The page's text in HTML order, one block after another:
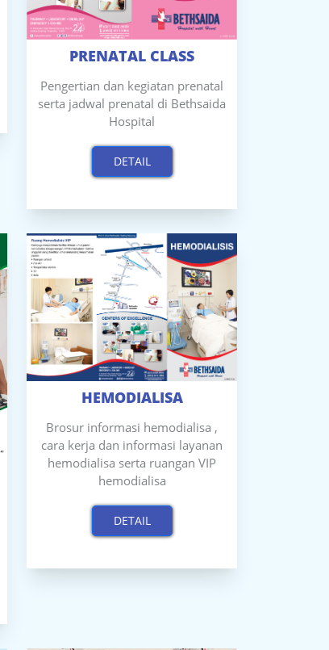
PRENATAL CLASS
Pengertian dan kegiatan prenatal
serta jadwal prenatal di Bethsaida
Hospital
DETAIL
HEMODIALISA
Brosur informasi hemodialisa ,
cara kerja dan informasi layanan
hemodialisa serta ruangan VIP
hemodialisa
DETAIL